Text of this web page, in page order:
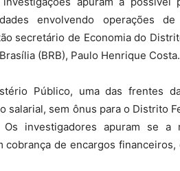
envolvendo operações
secretário de Economia do
(BRB), Paulo Henrique
Público, uma das frentes
salarial, sem ônus para o Distrito
investigadores apuram se a
cobrança de encargos